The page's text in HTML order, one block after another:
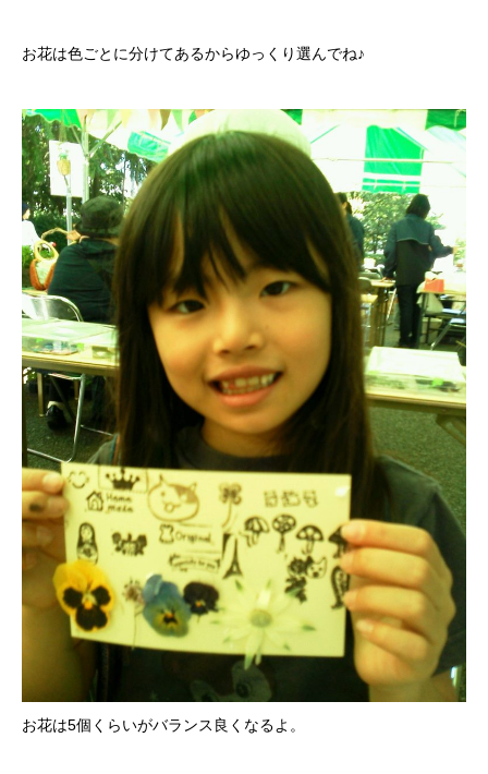
お花は色ごとに分けてあるからゆっくり選んでね♪
お花は5個くらいがバランス良くなるよ。